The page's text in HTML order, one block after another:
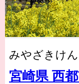
みやざきけ
宮崎県 西